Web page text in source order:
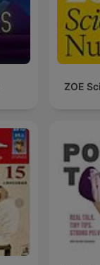
ZOE